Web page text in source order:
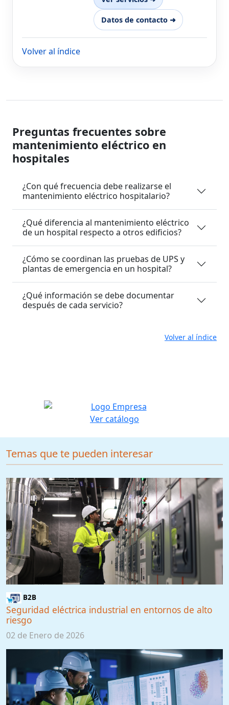
Datos de contacto ➜
Volver al índice
Preguntas frecuentes sobre
mantenimiento eléctrico en
hospitales
¿Con qué frecuencia debe realizarse el
mantenimiento eléctrico hospitalario?
¿Qué diferencia al mantenimiento eléctrico
de un hospital respecto a otros edificios?
¿Cómo se coordinan las pruebas de UPS y
plantas de emergencia en un hospital?
¿Qué información se debe documentar
después de cada servicio?
Volver al índice
Ver catálogo
Temas que te pueden interesar
B2B
Seguridad eléctrica industrial en entornos de alto
riesgo
02 de Enero de 2026